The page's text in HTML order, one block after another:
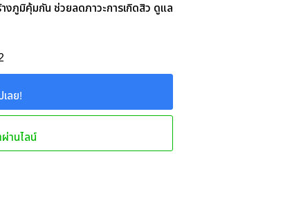
ภูมิคุ้มกัน ช่วยลดภาวะการเกิดสิว ดูแล
ลย!
านไลน์